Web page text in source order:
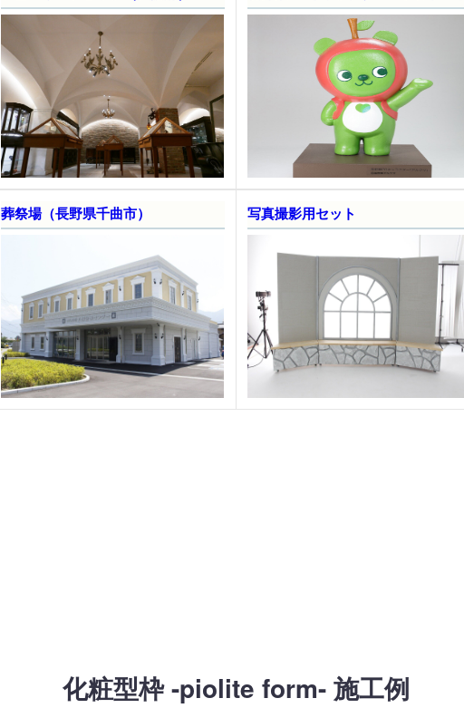
葬祭場（長野県千曲市） 写真撮影用セット
化粧型枠 -piolite form- 施工例